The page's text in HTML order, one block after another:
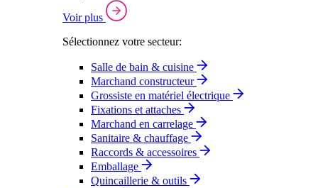
Voir plus
Sélectionnez votre secteur:
Salle de bain & cuisine
Marchand constructeur
Grossiste en matériel électrique
Fixations et attaches
Marchand en carrelage
Sanitaire & chauffage
Raccords & accessoires
Emballage
Quincaillerie & outils